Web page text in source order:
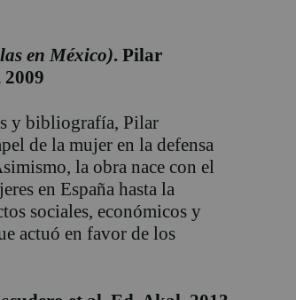
en México). Pilar
y bibliografía, Pilar
de la mujer en la defensa
la obra nace con el
en España hasta la
sociales, económicos y
actuó en favor de los